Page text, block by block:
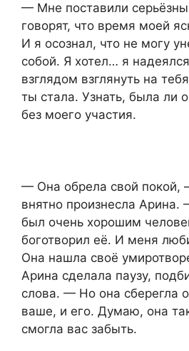
— Мне поставили
говорят, что время моей
И я осознал, что не могу
собой. Я хотел… я
взглядом взглянуть на
ты стала. Узнать, была ли
без моего участия.
— Она обрела свой покой,
внятно произнесла
был очень хорошим
боготворил её. И меня
Она нашла своё
Арина сделала паузу,
слова. — Но она сберегла
ваше, и его. Думаю, она
смогла вас забыть.